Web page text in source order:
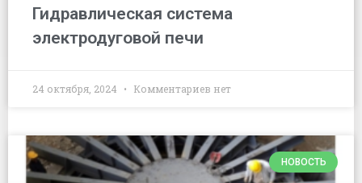
Гидравлическая система
электродуговой печи
24 октября, 2024 Комментариев нет
НОВОСТЬ